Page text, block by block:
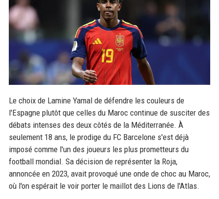
Le choix de Lamine Yamal de défendre les couleurs de
l'Espagne plutôt que celles du Maroc continue de susciter des
débats intenses des deux côtés de la Méditerranée. À
seulement 18 ans, le prodige du FC Barcelone s'est déjà
imposé comme l'un des joueurs les plus prometteurs du
football mondial. Sa décision de représenter la Roja,
annoncée en 2023, avait provoqué une onde de choc au Maroc,
où l'on espérait le voir porter le maillot des Lions de l'Atlas.